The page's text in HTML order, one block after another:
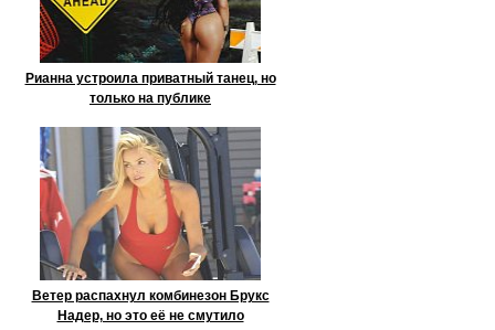
Рианна устроила приватный танец, но
только на публике
Ветер распахнул комбинезон Брукс
Надер, но это её не смутило